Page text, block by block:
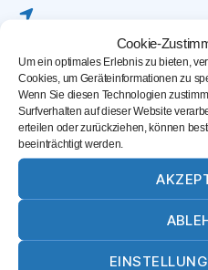
Cookie-
Um ein optimales Erlebnis zu bieten,
Cookies, um Geräteinformationen zu
Wenn Sie diesen Technologien
Surfverhalten auf dieser Website
erteilen oder zurückziehen, können
beeinträchtigt werden.